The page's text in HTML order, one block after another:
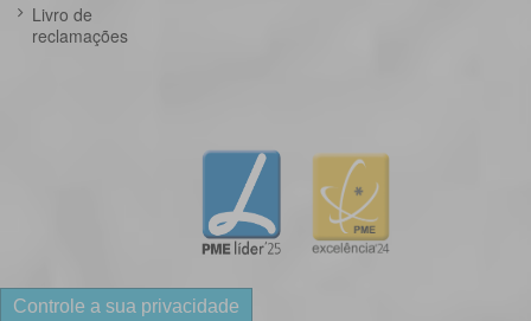
Livro de
reclamações
Controle a sua privacidade